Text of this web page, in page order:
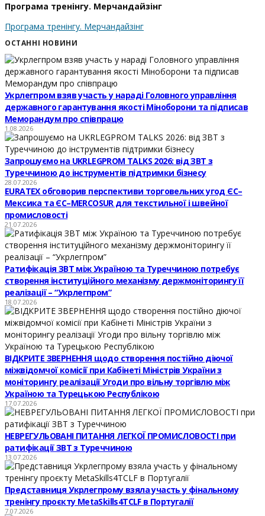
Програма тренінгу. Мерчандайзінг
Програма тренінгу. Мерчандайзінг
ОСТАННІ НОВИНИ
Укрлегпром взяв участь у нараді Головного управління
державного гарантування якості Міноборони та підписав
Меморандум про співпрацю
1.08.2026
Запрошуємо на UKRLEGPROM TALKS 2026: від ЗВТ з
Туреччиною до інструментів підтримки бізнесу
28.07.2026
EURATEX обговорив перспективи торговельних угод ЄС–
Мексика та ЄС–MERCOSUR для текстильної і швейної
промисловості
21.07.2026
Ратифікація ЗВТ між Україною та Туреччиною потребує
створення інституційного механізму держмоніторингу її
реалізації – “Укрлегпром”
18.07.2026
ВІДКРИТЕ ЗВЕРНЕННЯ щодо створення постійно діючої
міжвідомчої комісії при Кабінеті Міністрів України з
моніторингу реалізації Угоди про вільну торгівлю між
Україною та Турецькою Республікою
17.07.2026
НЕВРЕГУЛЬОВАНІ ПИТАННЯ ЛЕГКОЇ ПРОМИСЛОВОСТІ при
ратифікації ЗВТ з Туреччиною
13.07.2026
Представниця Укрлегпрому взяла участь у фінальному
тренінгу проєкту MetaSkills4TCLF в Португалії
7.07.2026